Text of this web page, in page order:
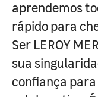
aprendemos
rápido para
Ser LEROY
sua
confiança